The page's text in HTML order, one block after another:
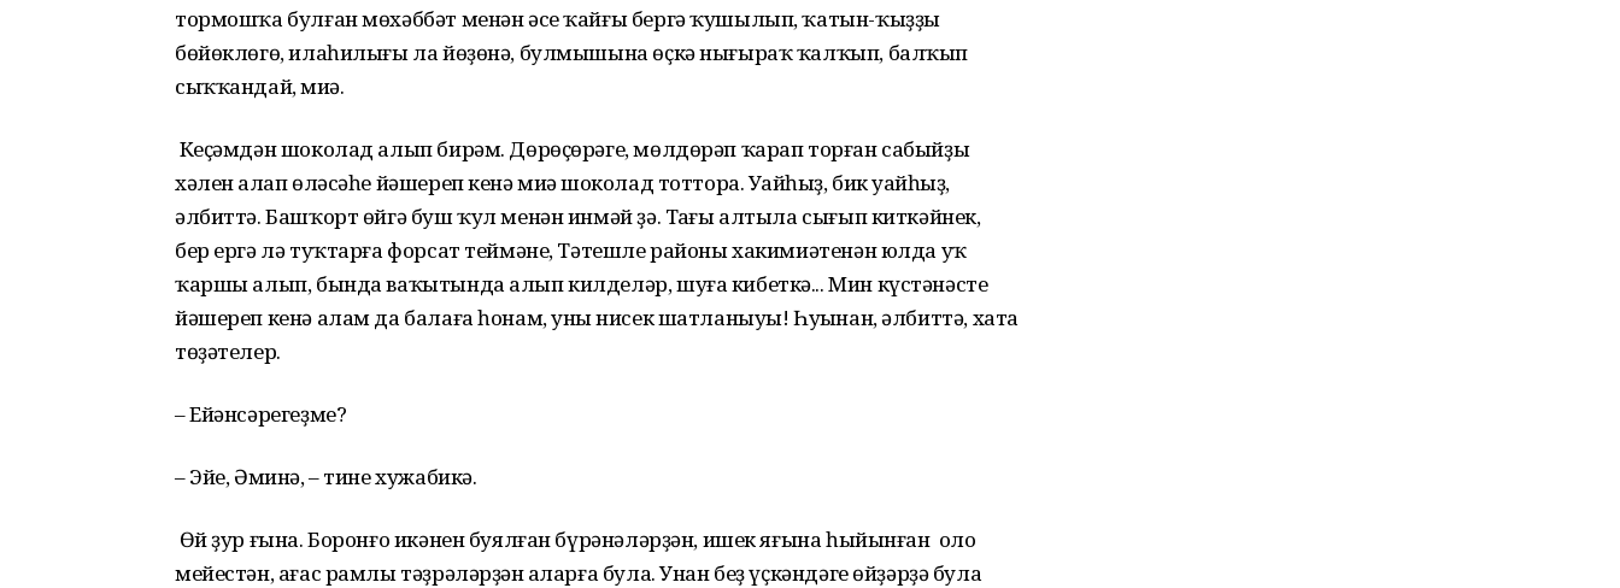
тормошҡа булған мөхәббәт менән әсе ҡайғы бергә ҡушылып, ҡатын-ҡыҙҙың
бөйөклөгө, илаһилығы ла йөҙөнә, булмышына өҫкә нығыраҡ ҡалҡып, балҡып
сыҡҡандай, миңә.
Кеҫәмдән шоколад алып бирәм. Дөрөҫөрәге, мөлдөрәп ҡарап торған сабыйҙың
хәлен аңлап өләсәһе йәшереп кенә миңә шоколад тоттора. Уңайһыҙ, бик уңайһыҙ,
әлбиттә. Башҡорт өйгә буш ҡул менән инмәй ҙә. Таңғы алтыла сығып киткәйнек,
бер ергә лә туҡтарға форсат теймәне, Тәтешле районы хакимиәтенән юлда уҡ
ҡаршы алып, бында ваҡытында алып килделәр, шуға кибеткә... Мин күстәнәсте
йәшереп кенә алам да балаға һонам, уның нисек шатланыуы! Һуңынан, әлбиттә, хата
төҙәтелер.
– Ейәнсәрегеҙме?
– Эйе, Әминә, – тине хужабикә.
Өй ҙур ғына. Боронғо икәнен буялған бүрәнәләрҙән, ишек яғына һыйынған оло
мейестән, ағас рамлы тәҙрәләрҙән аңларға була. Унан беҙ үҫкәндәге өйҙәрҙә була